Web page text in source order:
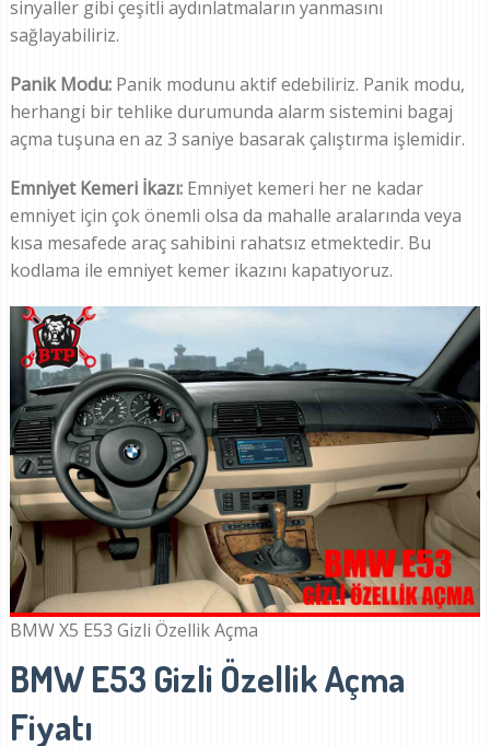
sinyaller gibi çeşitli aydınlatmaların yanmasını
sağlayabiliriz.
Panik Modu:Panik modunu aktif edebiliriz. Panik modu,
herhangi bir tehlike durumunda alarm sistemini bagaj
açma tuşuna en az 3 saniye basarak çalıştırma işlemidir.
Emniyet Kemeri İkazı:Emniyet kemeri her ne kadar
emniyet için çok önemli olsa da mahalle aralarında veya
kısa mesafede araç sahibini rahatsız etmektedir. Bu
kodlama ile emniyet kemer ikazını kapatıyoruz.
BMW X5 E53 Gizli Özellik Açma
BMW E53 Gizli Özellik Açma
Fiyatı